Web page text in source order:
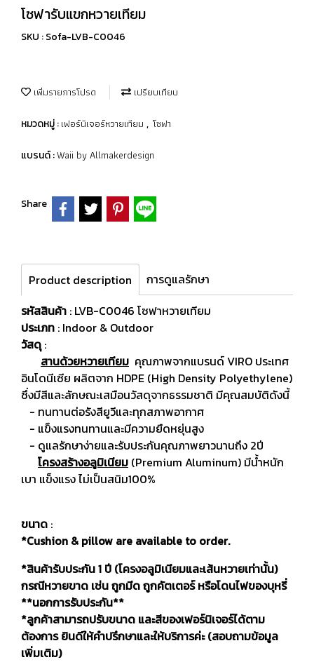
โซฟารับแขกหวายเทียม
SKU : Sofa-LVB-C0046
เพิ่มรายการโปรด เปรียบเทียบ
หมวดหมู่ :เฟอร์นิเจอร์หวายเทียม , โซฟา
แบรนด์ :Waii by Allmakerdesign
Share
Product description
การดูแลรักษา
รหัสสินค้า : LVB-C0046 โซฟาหวายเทียม
ประเภท : Indoor & Outdoor
วัสดุ:
สานด้วยหวายเทียม คุณภาพจากแบรนด์ VIRO ประเทศ
อินโดนีเซีย ผลิตจาก HDPE (High Density Polyethylene)
ซึ่งมีสีและลักษณะเสมือนวัสดุจากธรรมชาติ มีคุณสมบัติดังนี้
- ทนทานต่อรังสียูวีและทุกสภาพอากาศ
- แข็งแรงทนทานและมีความยืดหยุ่นสูง
- ดูแลรักษาง่ายและรับประกันคุณภาพยาวนานถึง 2ปี
โครงสร้างอลูมิเนียม (Premium Aluminum) มีน้ำหนัก
เบา แข็งแรง ไม่เป็นสนิม100%
ขนาด :
*Cushion & pillow are available to order.
*สินค้ารับประกัน 1 ปี (โครงอลูมิเนียมและเส้นหวายเท่านั้น)
กรณีหวายขาด เช่น ถูกมีด ถูกคัตเตอร์ หรือโดนไฟของบุหรี่
**นอกการรับประกัน**
*ลูกค้าสามารถปรับขนาด และสีของเฟอร์นิเจอร์ได้ตาม
ต้องการ ยินดีให้คำปรึกษาและให้บริการค่ะ (สอบถามข้อมูล
เพิ่มเติม)